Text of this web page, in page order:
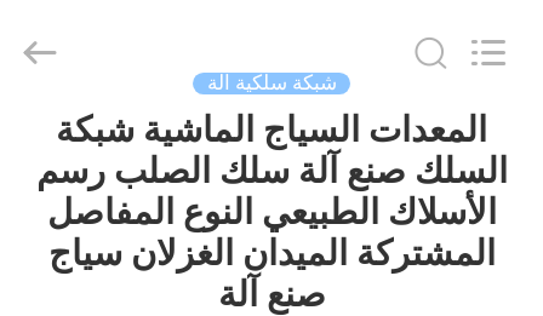
الصفحة
الرئيسية
منتجات
شبكة سلكية آلة
المعدات السياج الماشية شبكة
السلك صنع آلة سلك الصلب رسم
الأسلاك الطبيعي النوع المفاصل
المشتركة الميدان الغزلان سياج
صنع آلة